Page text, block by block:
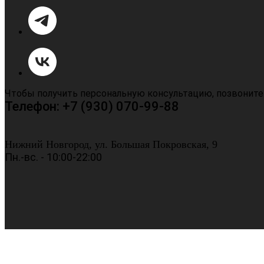
Чтобы получить персональную консультацию,
Телефон: +7 (930) 070-99-88
Нижний Новгород, ул. Большая Покровская, 9
Пн.-вс. - 10:00-22:00